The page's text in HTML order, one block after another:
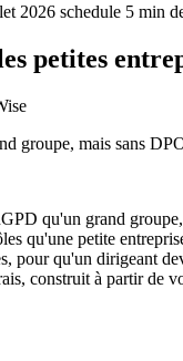
2026 schedule 5 min
petites
groupe, mais sans
qu'un grand
qu'une petite
pour qu'un dirigeant
construit à partir de